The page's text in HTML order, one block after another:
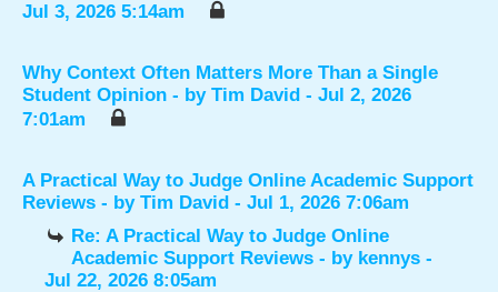
Jul 3, 2026 5:14am
Why Context Often Matters More Than a Single
Student Opinion - by Tim David - Jul 2, 2026
7:01am
A Practical Way to Judge Online Academic Support
Reviews - by Tim David - Jul 1, 2026 7:06am
Re: A Practical Way to Judge Online
Academic Support Reviews - by kennys -
Jul 22, 2026 8:05am